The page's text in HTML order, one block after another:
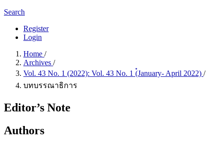
Search
Register
Login
Home /
Archives /
Vol. 43 No. 1 (2022): Vol. 43 No. 1 (๋January- April 2022) /
บทบรรณาธิการ
Editor’s Note
Authors